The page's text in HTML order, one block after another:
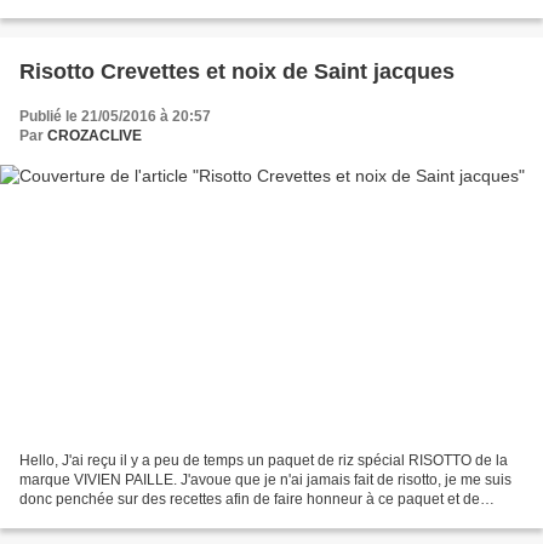
Risotto Crevettes et noix de Saint jacques
Publié le 21/05/2016 à 20:57
Par CROZACLIVE
Hello, J'ai reçu il y a peu de temps un paquet de riz spécial RISOTTO de la
marque VIVIEN PAILLE. J'avoue que je n'ai jamais fait de risotto, je me suis
donc penchée sur des recettes afin de faire honneur à ce paquet et de